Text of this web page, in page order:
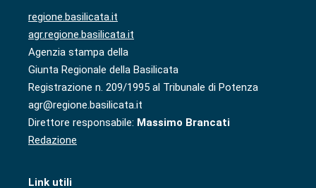
regione.basilicata.it
agr.regione.basilicata.it
Agenzia stampa della
Giunta Regionale della Basilicata
Registrazione n. 209/1995 al Tribunale di Potenza
agr@regione.basilicata.it
Direttore responsabile: Massimo Brancati
Redazione
Link utili